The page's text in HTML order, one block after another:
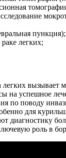
пункция);
легких;
легких вызывает
на успешное
по поводу
для
диагностику
роль в